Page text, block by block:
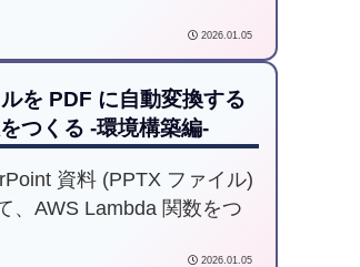
2026.01.05
を PDF に自動変換する
つくる -環境構築編-
資料 (PPTX ファイル)
、AWS Lambda 関数をつ
2026.01.05